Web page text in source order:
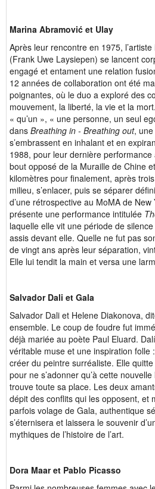
Marina Abramović et Ulay
Après leur rencontre en 1975,
(Frank Uwe Laysiepen) se lancent
engagé et entament une relation
12 années de collaboration ont été
poignantes, où le duo a exploré des
mouvement, la liberté, la vie et la
« qu’un », « une personne, un seul
dans Breathing in - Breathing out,
s’embrassent en inhalant et en
1988, pour leur dernière performance
bout opposé de la Muraille de Chine
kilomètres pour finalement, après
milieu, s’enlacer, puis se séparer
d’une rétrospective au MoMA de
présente une performance intitulée
laquelle elle vit une période de
assis devant elle. Quelle ne fut pas
de vingt ans après leur séparation,
Elle lui tendit la main et versa une
Salvador Dali et Gala
Salvador Dali et Helene Diakonova,
ensemble. Le coup de foudre fut
déjà mariée au poète Paul Eluard.
véritable muse et une inspiration folle
créer du peintre surréaliste. Elle
pour ne s’adonner qu’à cette
trouve toute sa place. Les deux
dépit des conflits qui les opposent, et
parfois volage de Gala, authentique
s’éternisera et laissera le souvenir
mythiques de l’histoire de l’art.
Dora Maar et Pablo Picasso